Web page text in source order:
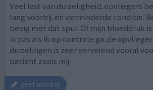
Veel last van duizeligheid..opvliegers
lang voorbij..en verminderde conditie.
bezig met dat spul. Of mijn bloeddruk
ik pas als ik op controle ga..de
duizelingen.is zeer vervelend vooral
patient zoals mij.
geef mening